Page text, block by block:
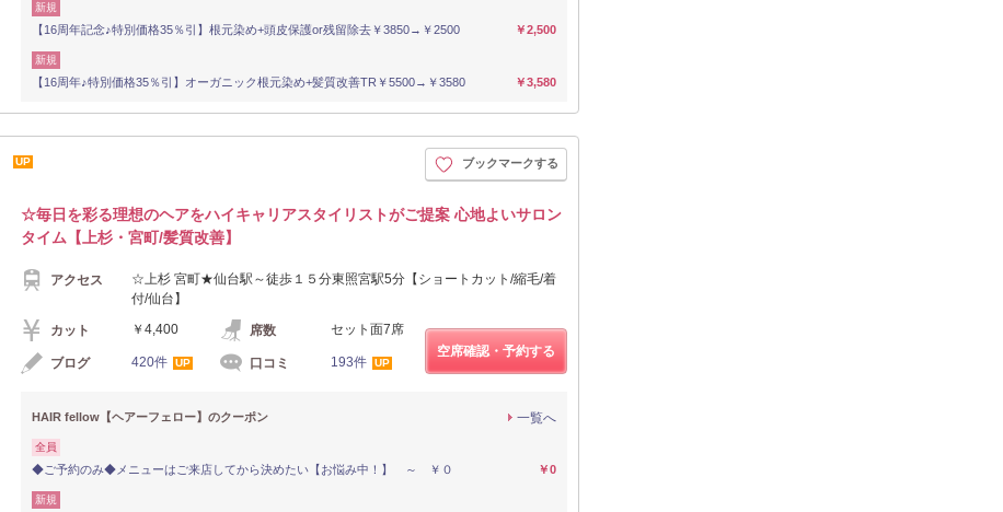
新規
【16周年記念♪特別価格35％引】根元染め+頭皮保護or残留除去￥3850→￥2500 ￥2,500
新規
【16周年♪特別価格35％引】オーガニック根元染め+髪質改善TR￥5500→￥3580 ￥3,580
UP ブックマークする
☆毎日を彩る理想のヘアをハイキャリアスタイリストがご提案 心地よいサロン
タイム【上杉・宮町/髪質改善】
アクセス
☆上杉 宮町★仙台駅～徒歩１５分東照宮駅5分【ショートカット/縮毛/着
付/仙台】
カット ￥4,400 席数 セット面7席
ブログ 420件 UP 口コミ 193件 UP
空席確認・予約する
HAIR fellow【ヘアーフェロー】のクーポン 一覧へ
全員
◆ご予約のみ◆メニューはご来店してから決めたい【お悩み中！】 ～ ￥０ ￥0
新規